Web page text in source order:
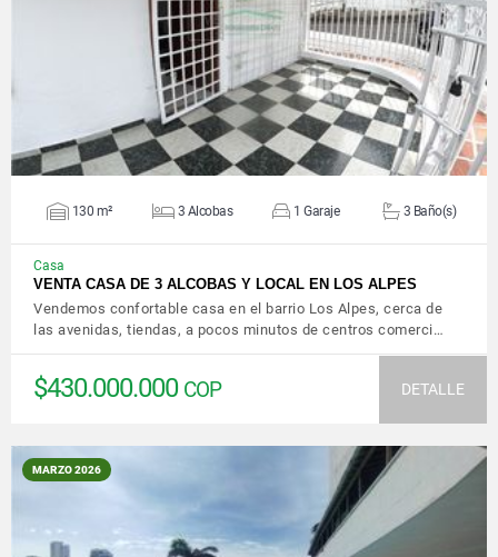
VER DETALLES
130 m² 3 Alcobas 1 Garaje 3 Baño(s)
Casa
VENTA CASA DE 3 ALCOBAS Y LOCAL EN LOS ALPES
Vendemos confortable casa en el barrio Los Alpes, cerca de
las avenidas, tiendas, a pocos minutos de centros comerci…
$430.000.000 COP DETALLE
MARZO 2026